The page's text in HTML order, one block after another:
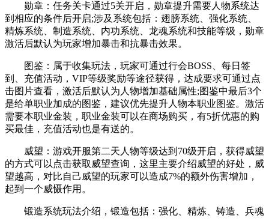
勋章：任务关卡通过5关开启，勋章提升需要人物系统达
到相应的条件后开启;涉及系统包括：翅膀系统、强化系统、
精炼系统、制造系统、内功系统、龙魂系统和技能等级，勋章
激活后默认为玩家增加暴击和抗暴击效果。
图鉴：属于收集玩法，玩家可通过行会BOSS、每日签
到、充值活动，VIP等级奖励等途径获得，达成要求可通过点
击图片查看，激活后默认为人物增加基础属性;图鉴中最后3个
是给单职业加成的图鉴，建议优先提升人物本职业图鉴。激活
需要本职业金装，职业金装可以在商场购买，有5折优惠的购
买最佳，充值活动也是有送的。
威望：游戏开服第二天人物等级达到70级开启，获得威望
的方式可以点击获取威望查询，这里主要介绍威望的好处，威
望越高，对比自己威望的玩家可以造成7%的额外伤害增加，
起到一个威慑作用。
锻造系统玩法介绍，锻造包括：强化、精炼、铸造、兵魂